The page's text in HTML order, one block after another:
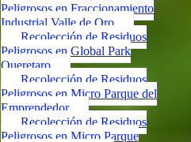
Peligrosos en Fraccionamiento
Industrial Valle de Oro
Recolección de Residuos
Peligrosos en Global Park
Queretaro
Recolección de Residuos
Peligrosos en Micro Parque del
Emprendedor
Recolección de Residuos
Peligrosos en Micro Parque